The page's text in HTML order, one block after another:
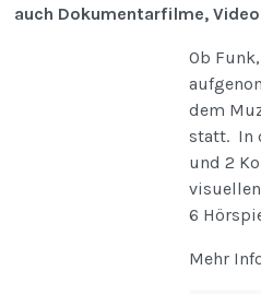
auch Dokumentarfilme,
Ob
dem
statt. In
und 2
6
Mehr